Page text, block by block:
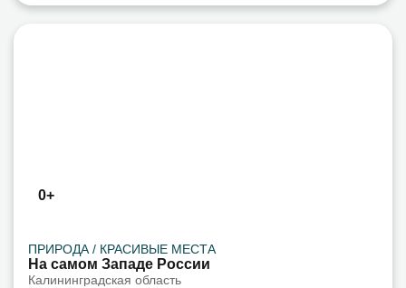
0+
ПРИРОДА / КРАСИВЫЕ МЕСТА
На самом Западе России
Калининградская область